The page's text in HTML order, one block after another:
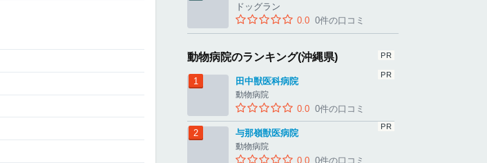
ドッグラン
0.0 0件の口コミ
動物病院のランキング(沖縄県)
田中獣医科病院
動物病院
0.0 0件の口コミ
与那嶺獣医病院
動物病院
0.0 0件の口コミ